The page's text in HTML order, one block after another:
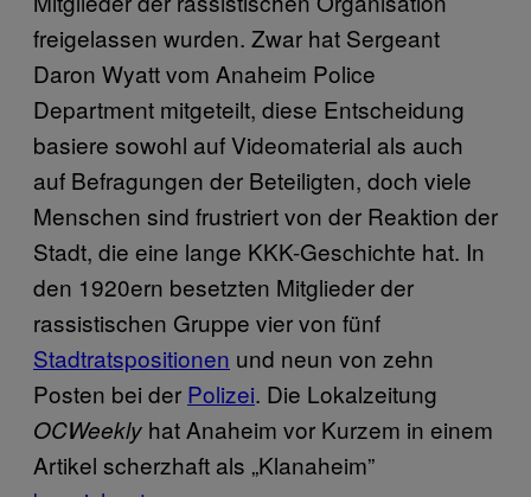
freigelassen wurden. Zwar hat Sergeant
Daron Wyatt vom Anaheim Police
Department mitgeteilt, diese Entscheidung
basiere sowohl auf Videomaterial als auch
auf Befragungen der Beteiligten, doch viele
Menschen sind frustriert von der Reaktion der
Stadt, die eine lange KKK-Geschichte hat. In
den 1920ern besetzten Mitglieder der
rassistischen Gruppe vier von fünf
Stadtratspositionen und neun von zehn
Posten bei der Polizei. Die Lokalzeitung
OCWeekly hat Anaheim vor Kurzem in einem
Artikel scherzhaft als „Klanaheim”